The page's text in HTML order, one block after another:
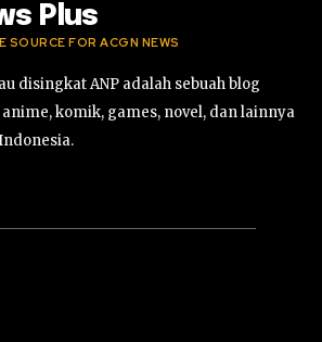
Plus
SOURCE FOR ACGN NEWS
disingkat ANP adalah sebuah blog
komik, games, novel, dan lainnya